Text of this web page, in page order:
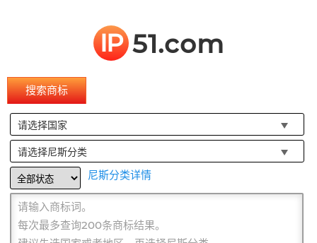
IP 51.com
搜索商标
请选择国家
请选择尼斯分类
尼斯分类详情